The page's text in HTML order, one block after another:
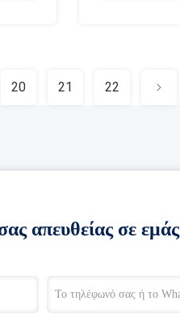
20 21 22
απευθείας σε εμάς